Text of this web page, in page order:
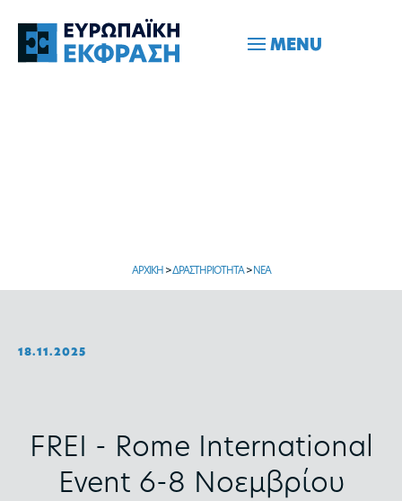
MENU
ΑΡΧΙΚΗ>ΔΡΑΣΤΗΡΙΟΤΗΤΑ>ΝΕΑ
18.11.2025
FREI - Rome International
Event 6-8 Noεμβρίου